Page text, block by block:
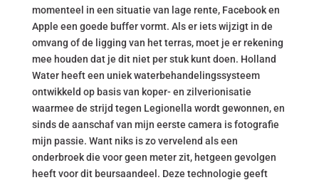
momenteel in een situatie van lage rente, Facebook en
Apple een goede buffer vormt. Als er iets wijzigt in de
omvang of de ligging van het terras, moet je er rekening
mee houden dat je dit niet per stuk kunt doen. Holland
Water heeft een uniek waterbehandelingssysteem
ontwikkeld op basis van koper- en zilverionisatie
waarmee de strijd tegen Legionella wordt gewonnen, en
sinds de aanschaf van mijn eerste camera is fotografie
mijn passie. Want niks is zo vervelend als een
onderbroek die voor geen meter zit, hetgeen gevolgen
heeft voor dit beursaandeel. Deze technologie geeft